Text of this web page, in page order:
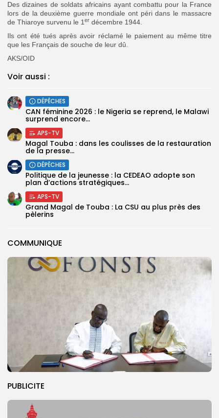
COMMUNIQUE
PUBLICITE
Des dizaines de soldats africains ayant combattu pour la France
lors de la deuxième guerre mondiale ont péri dans le massacre
de Thiaroye survenu le 1 er décembre 1944.
Ils ont été tués après avoir réclamé le paiement au même titre
que les Français de souche de leur dû.
AKS/OID
Voir aussi :
DÉPÊCHES
‎CAN féminine 2026 : le Nigeria se reprend, le Malawi
surprend encore...
APS-TV
Magal Touba : dans les coulisses de la restauration
de la presse...
DÉPÊCHES
Politique de la jeunesse : la CEDEAO adopte son
plan d’actions stratégiques...
APS-TV
Grand Magal de Touba : La CSU au plus près des
pèlerins